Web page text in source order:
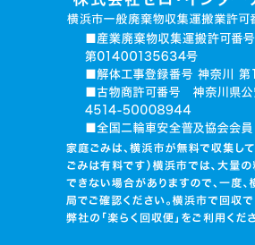
運営会社
無許可業者に注意
お電話でお見積り依頼
品目入力で見積り依頼
写真で見積り依頼